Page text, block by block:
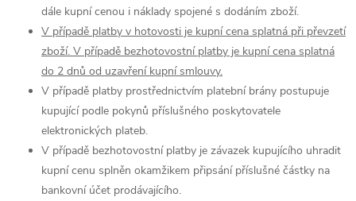
dále kupní cenou i náklady spojené s dodáním zboží.
V případě platby v hotovosti je kupní cena splatná při převzetí
zboží. V případě bezhotovostní platby je kupní cena splatná
do 2 dnů od uzavření kupní smlouvy.
V případě platby prostřednictvím platební brány postupuje
kupující podle pokynů příslušného poskytovatele
elektronických plateb.
V případě bezhotovostní platby je závazek kupujícího uhradit
kupní cenu splněn okamžikem připsání příslušné částky na
bankovní účet prodávajícího.